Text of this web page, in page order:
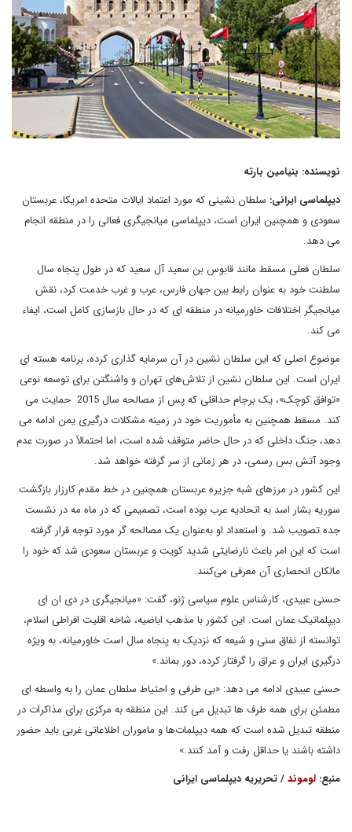
نویسنده: بنیامین بارته
دیپلماسی ایرانی: سلطان نشینی که مورد اعتماد ایالات متحده امریکا، عربستان
سعودی و همچنین ایران است، دیپلماسی میانجیگری فعالی را در منطقه انجام
می دهد.
سلطان فعلی مسقط مانند قابوس بن سعید آل سعید که در طول پنجاه سال
سلطنت خود به عنوان رابط بین جهان فارس، عرب و غرب خدمت کرد، نقش
میانجیگر اختلافات خاورمیانه در منطقه ای که در حال بازسازی کامل است، ایفاء
می کند.
موضوع اصلی که این سلطان نشین در آن سرمایه گذاری کرده، برنامه هسته ای
ایران است. این سلطان نشین از تلاش‌های تهران و واشنگتن برای توسعه نوعی
«توافق کوچک»، یک برجام حداقلی که پس از مصالحه سال 2015 حمایت می
کند. مسقط همچنین به مأموریت خود در زمینه مشکلات درگیری یمن ادامه می
دهد، جنگ داخلی که در حال حاضر متوقف شده است، اما احتمالاً در صورت عدم
وجود آتش بس رسمی، در هر زمانی از سر گرفته خواهد شد.
این کشور در مرزهای شبه جزیره عربستان همچنین در خط مقدم کارزار بازگشت
سوریه بشار اسد به اتحادیه عرب بوده است، تصمیمی که در ماه مه در نشست
جده تصویب شد. و استعداد او به‌عنوان یک مصالحه گر مورد توجه قرار گرفته
است که این امر باعث نارضایتی شدید کویت و عربستان سعودی شد که خود را
مالکان انحصاری آن معرفی می‌کنند.
حسنی عبیدی، کارشناس علوم سیاسی ژنو، گفت: «میانجیگری در دی ان ای
دیپلماتیک عمان است. این کشور با مذهب اباضیه، شاخه اقلیت افراطی اسلام،
توانسته از نفاق سنی و شیعه که نزدیک به پنجاه سال است خاورمیانه، به ویژه
درگیری ایران و عراق را گرفتار کرده، دور بماند.»
حسنی عبیدی ادامه می دهد: «بی طرفی و احتیاط سلطان عمان را به واسطه ای
مطمئن برای همه طرف ها تبدیل می کند. این منطقه به مرکزی برای مذاکرات در
منطقه تبدیل شده است که همه دیپلمات‌ها و ماموران اطلاعاتی غربی باید حضور
داشته باشند یا حداقل رفت و آمد کنند.»
منبع: لوموند/ تحریریه دیپلماسی ایرانی